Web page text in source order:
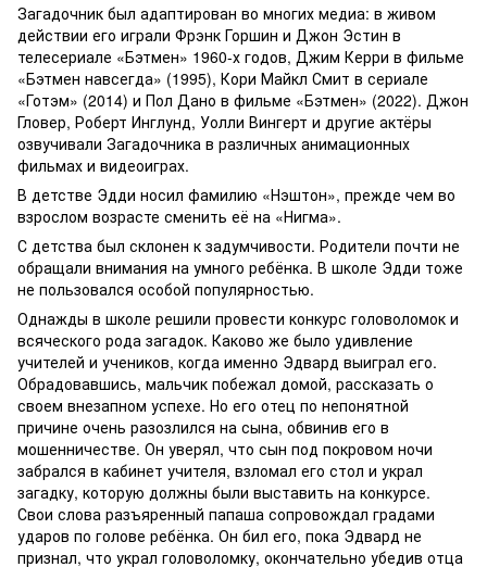
Загадочник был адаптирован во многих медиа: в живом
действии его играли Фрэнк Горшин и Джон Эстин в
телесериале «Бэтмен» 1960-х годов, Джим Керри в фильме
«Бэтмен навсегда» (1995), Кори Майкл Смит в сериале
«Готэм» (2014) и Пол Дано в фильме «Бэтмен» (2022). Джон
Гловер, Роберт Инглунд, Уолли Вингерт и другие актёры
озвучивали Загадочника в различных анимационных
фильмах и видеоиграх.
В детстве Эдди носил фамилию «Нэштон», прежде чем во
взрослом возрасте сменить её на «Нигма».
С детства был склонен к задумчивости. Родители почти не
обращали внимания на умного ребёнка. В школе Эдди тоже
не пользовался особой популярностью.
Однажды в школе решили провести конкурс головоломок и
всяческого рода загадок. Каково же было удивление
учителей и учеников, когда именно Эдвард выиграл его.
Обрадовавшись, мальчик побежал домой, рассказать о
своем внезапном успехе. Но его отец по непонятной
причине очень разозлился на сына, обвинив его в
мошенничестве. Он уверял, что сын под покровом ночи
забрался в кабинет учителя, взломал его стол и украл
загадку, которую должны были выставить на конкурсе.
Свои слова разъяренный папаша сопровождал градами
ударов по голове ребёнка. Он бил его, пока Эдвард не
признал, что украл головоломку, окончательно убедив отца